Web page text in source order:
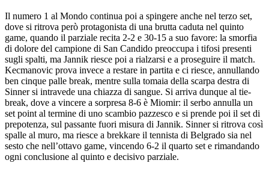
Il numero 1 al Mondo continua poi a spingere anche nel terzo set,
dove si ritrova però protagonista di una brutta caduta nel quinto
game, quando il parziale recita 2-2 e 30-15 a suo favore: la smorfia
di dolore del campione di San Candido preoccupa i tifosi presenti
sugli spalti, ma Jannik riesce poi a rialzarsi e a proseguire il match.
Kecmanovic prova invece a restare in partita e ci riesce, annullando
ben cinque palle break, mentre sulla tomaia della scarpa destra di
Sinner si intravede una chiazza di sangue. Si arriva dunque al tie-
break, dove a vincere a sorpresa 8-6 è Miomir: il serbo annulla un
set point al termine di uno scambio pazzesco e si prende poi il set di
prepotenza, sul passante fuori misura di Jannik. Sinner si ritrova così
spalle al muro, ma riesce a brekkare il tennista di Belgrado sia nel
sesto che nell’ottavo game, vincendo 6-2 il quarto set e rimandando
ogni conclusione al quinto e decisivo parziale.